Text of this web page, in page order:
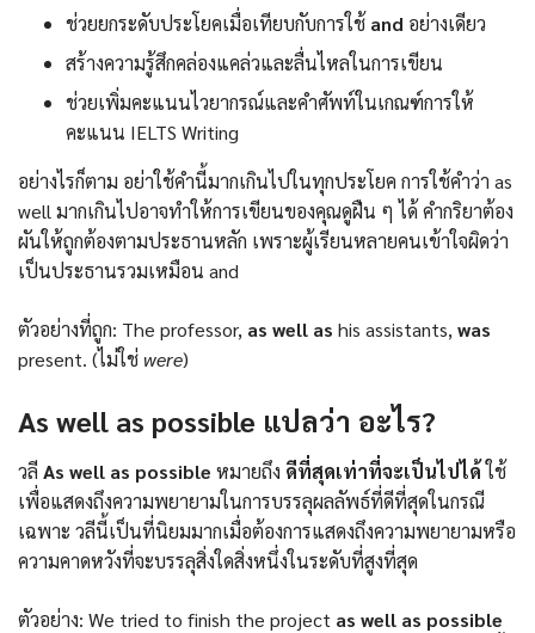
ช่วยยกระดับประโยคเมื่อเทียบกับการใช้ and อย่างเดียว
สร้างความรู้สึกคล่องแคล่วและลื่นไหลในการเขียน
ช่วยเพิ่มคะแนนไวยากรณ์และคำศัพท์ในเกณฑ์การให้
คะแนน IELTS Writing
อย่างไรก็ตาม อย่าใช้คำนี้มากเกินไปในทุกประโยค การใช้คำว่า as
well มากเกินไปอาจทำให้การเขียนของคุณดูฝืน ๆ ได้ คำกริยาต้อง
ผันให้ถูกต้องตามประธานหลัก เพราะผู้เรียนหลายคนเข้าใจผิดว่า
เป็นประธานรวมเหมือน and
ตัวอย่างที่ถูก: The professor, as well as his assistants, was
present. (ไม่ใช่ were)
As well as possible แปลว่า อะไร?
วลีAs well as possible หมายถึง ดีที่สุดเท่าที่จะเป็นไปได้ใช้
เพื่อแสดงถึงความพยายามในการบรรลุผลลัพธ์ที่ดีที่สุดในกรณี
เฉพาะ วลีนี้เป็นที่นิยมมากเมื่อต้องการแสดงถึงความพยายามหรือ
ความคาดหวังที่จะบรรลุสิ่งใดสิ่งหนึ่งในระดับที่สูงที่สุด
ตัวอย่าง: We tried to finish the project as well as possible